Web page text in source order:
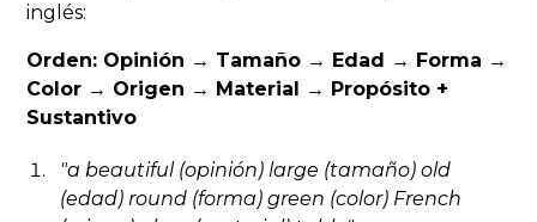
inglés:
Orden: Opinión → Tamaño → Edad → Forma →
Color → Origen → Material → Propósito +
Sustantivo
"abeautiful (opinión)large (tamaño)old
(edad)round (forma)green (color) French